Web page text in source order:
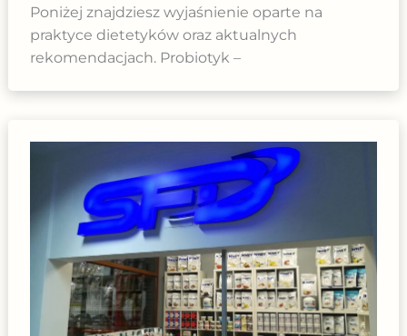
Poniżej znajdziesz wyjaśnienie oparte na
praktyce dietetyków oraz aktualnych
rekomendacjach. Probiotyk –